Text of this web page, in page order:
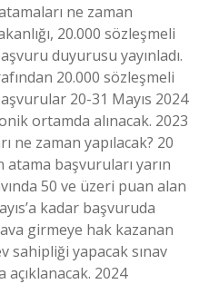
ne zaman
20.000 sözleşmeli
duyurusu yayınladı.
20.000 sözleşmeli
20-31 Mayıs 2024
ortamda alınacak. 2023
ne zaman yapılacak? 20
başvuruları yarın
50 ve üzeri puan alan
kadar başvuruda
girmeye hak kazanan
sahipliği yapacak sınav
açıklanacak. 2024